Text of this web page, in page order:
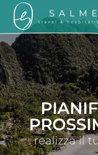
realizza il